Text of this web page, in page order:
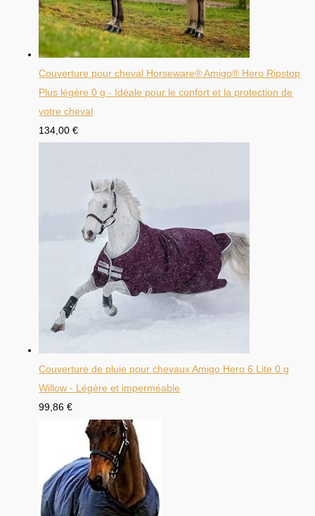
Couverture pour cheval Horseware® Amigo® Hero Ripstop
Plus légère 0 g - Idéale pour le confort et la protection de
votre cheval
134,00€
Couverture de pluie pour chevaux Amigo Hero 6 Lite 0 g
Willow - Légère et imperméable
99,86€